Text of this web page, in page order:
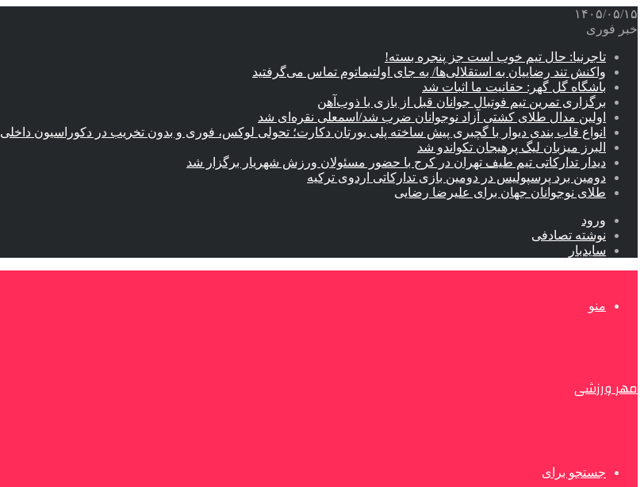
۱۴۰۵/۰۵/۱۵
خبر فوری
تاجرنیا: حال تیم خوب است جز پنجره بسته!
واکنش تند رضاییان به استقلالی‌ها/ به جای اولتیماتوم تماس می‌گرفتید
باشگاه گل گهر: حقانیت ما اثبات شد
برگزاری تمرین تیم فوتبال جوانان قبل از بازی با ذوب‌آهن
اولین مدال طلای کشتی آزاد نوجوانان ضرب شد/اسمعلی نقره‌ای شد
انواع قاب بندی دیوار با گچبری پیش ساخته پلی یورتان دکارت؛ تحولی لوکس، فوری و بدون تخریب در دکوراسیون داخلی
البرز میزبان لیگ پرهیجان تکواندو شد
دیدار تدارکاتی تیم طیف تهران در کرج با حضور مسئولان ورزش شهریار برگزار شد
دومین برد پرسپولیس در دومین بازی تدارکاتی اردوی ترکیه
طلای نوجوانان جهان برای علیرضا رضایی
ورود
نوشته تصادفی
سایدبار
منو
مهر ورزشی
جستجو برای